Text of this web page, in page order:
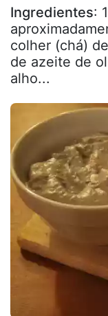
Ingredientes:
colher (chá)
de azeite de
alho...